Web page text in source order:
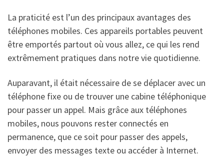
La praticité est l’un des principaux avantages des
téléphones mobiles. Ces appareils portables peuvent
être emportés partout où vous allez, ce qui les rend
extrêmement pratiques dans notre vie quotidienne.
Auparavant, il était nécessaire de se déplacer avec un
téléphone fixe ou de trouver une cabine téléphonique
pour passer un appel. Mais grâce aux téléphones
mobiles, nous pouvons rester connectés en
permanence, que ce soit pour passer des appels,
envoyer des messages texte ou accéder à Internet.